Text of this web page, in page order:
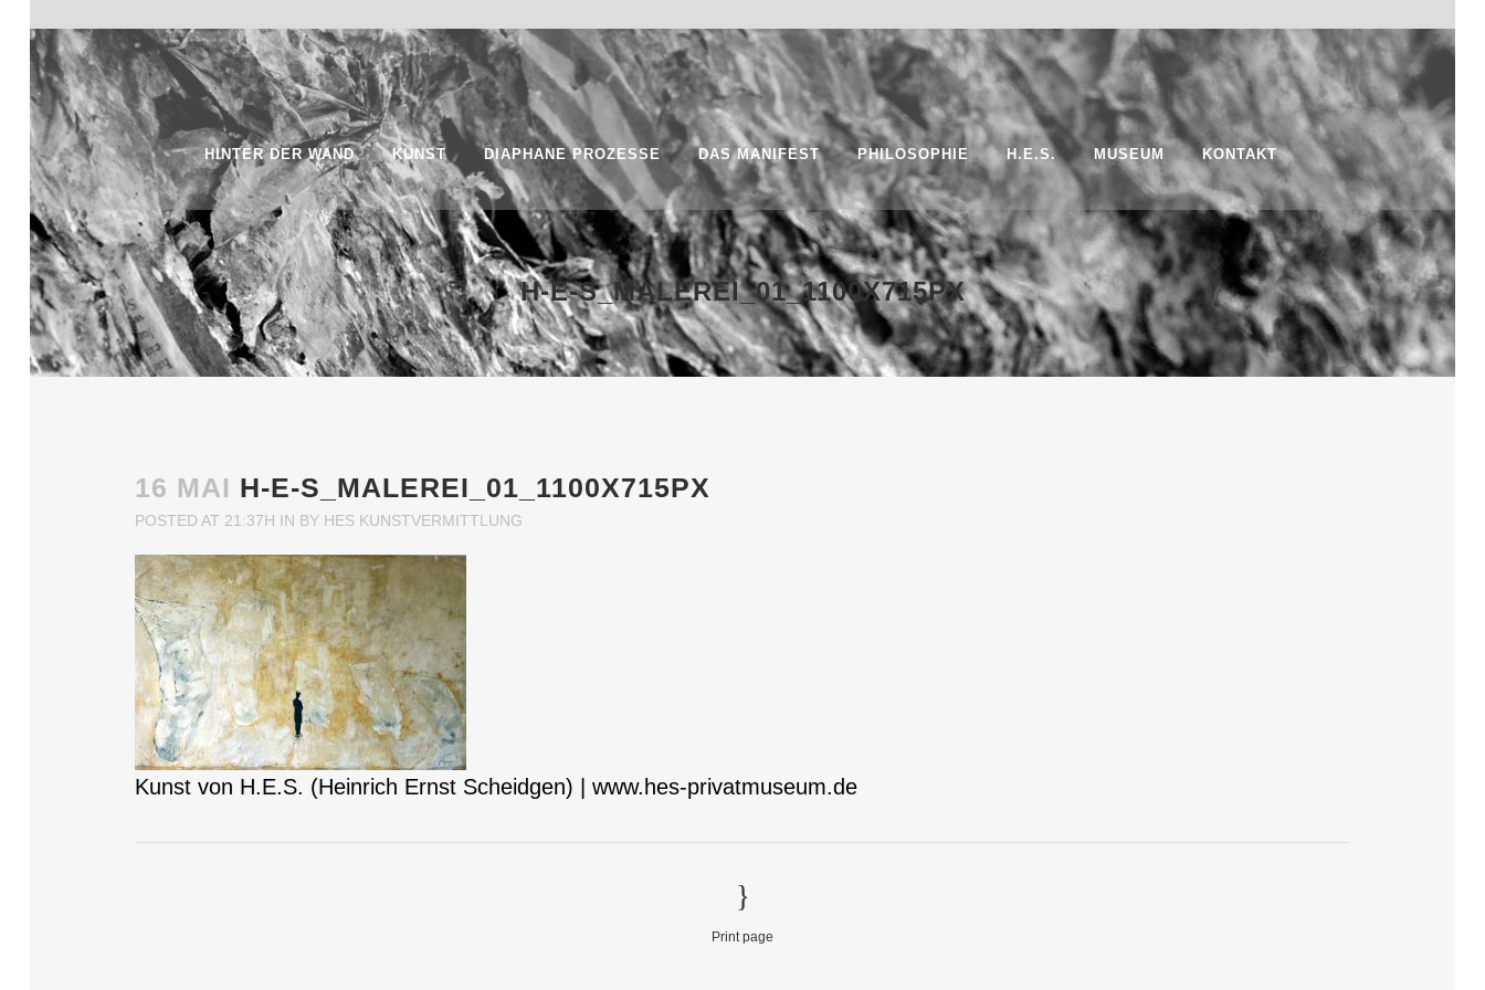
HINTER DER WAND KUNST DIAPHANE PROZESSE DAS MANIFEST PHILOSOPHIE H.E.S. MUSEUM KONTAKT
H-E-S_MALEREI_01_1100X715PX
16 MAI H-E-S_MALEREI_01_1100X715PX
POSTED AT 21:37H IN BY HES KUNSTVERMITTLUNG
Kunst von H.E.S. (Heinrich Ernst Scheidgen) | www.hes-privatmuseum.de
Print page